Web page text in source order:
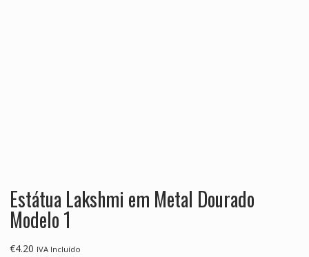
Estátua Lakshmi em Metal Dourado
Modelo 1
€4.20 IVA Incluído